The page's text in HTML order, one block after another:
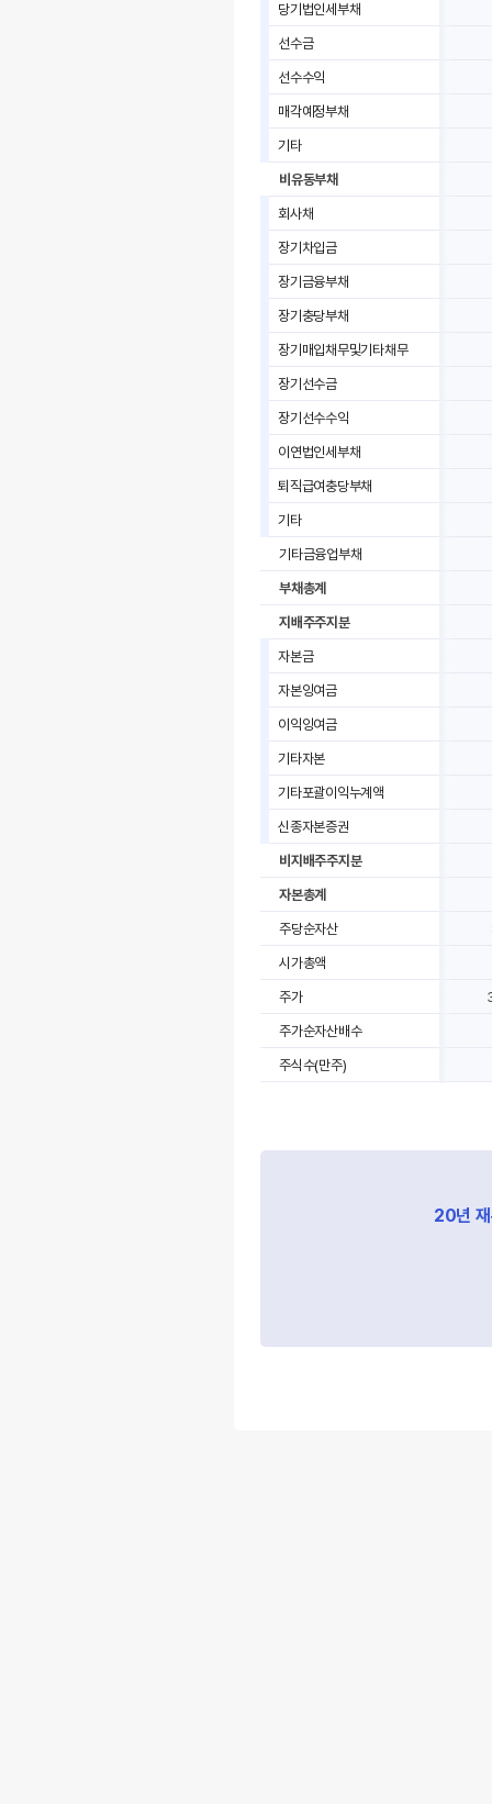
당기법인세부채
선수금
선수수익
매각예정부채
기타
비유동부채
회사채
장기차입금
장기금융부채
장기충당부채
장기매입채무및기타채무
장기선수금
장기선수수익
이연법인세부채
퇴직급여충당부채
기타
기타금융업부채
부채총계
지배주주지분
자본금
자본잉여금
이익잉여금
기타자본
기타포괄이익누계액
신종자본증권
비지배주주지분
자본총계
주당순자산
시가총액
주가
주가순자산배수
주식수(만주)
20년